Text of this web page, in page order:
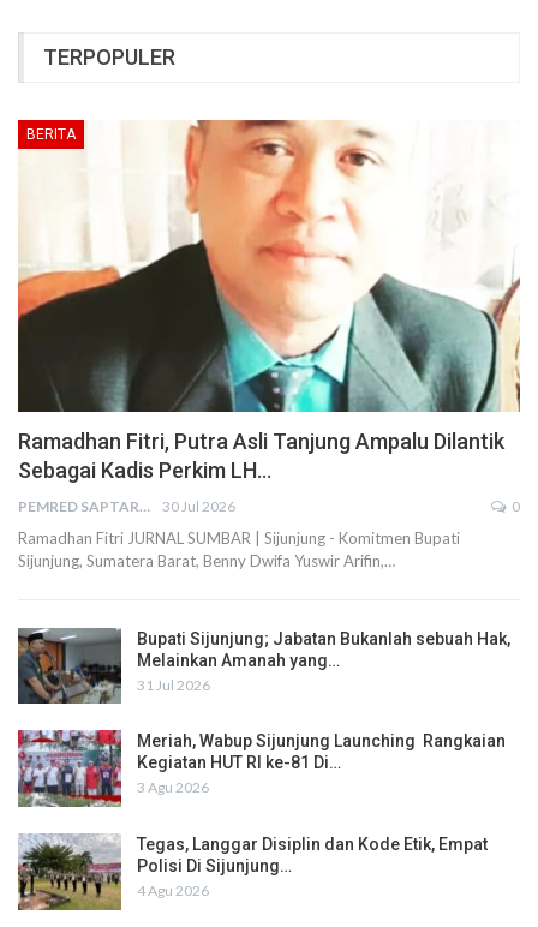
TERPOPULER
BERITA
Ramadhan Fitri, Putra Asli Tanjung Ampalu Dilantik
Sebagai Kadis Perkim LH…
PEMRED SAPTARIUS 30 Jul 2026 0
Ramadhan Fitri JURNAL SUMBAR | Sijunjung - Komitmen Bupati
Sijunjung, Sumatera Barat, Benny Dwifa Yuswir Arifin,…
Bupati Sijunjung; Jabatan Bukanlah sebuah Hak,
Melainkan Amanah yang…
31 Jul 2026
Meriah, Wabup Sijunjung Launching Rangkaian
Kegiatan HUT RI ke-81 Di…
3 Agu 2026
Tegas, Langgar Disiplin dan Kode Etik, Empat
Polisi Di Sijunjung…
4 Agu 2026